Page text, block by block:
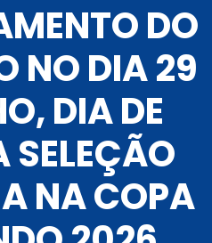
DO
NO DIA 29
DIA DE
SELEÇÃO
NA COPA